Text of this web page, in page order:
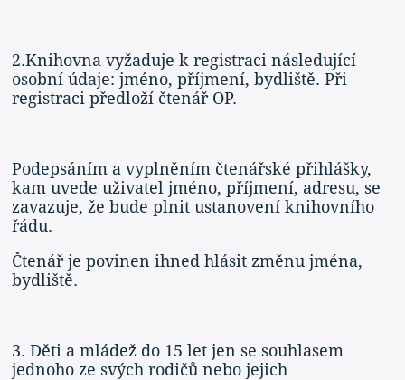
2.Knihovna vyžaduje k registraci následující
osobní údaje: jméno, příjmení, bydliště. Při
registraci předloží čtenář OP.
Podepsáním a vyplněním čtenářské přihlášky,
kam uvede uživatel jméno, příjmení, adresu, se
zavazuje, že bude plnit ustanovení knihovního
řádu.
Čtenář je povinen ihned hlásit změnu jména,
bydliště.
3. Děti a mládež do 15 let jen se souhlasem
jednoho ze svých rodičů nebo jejich